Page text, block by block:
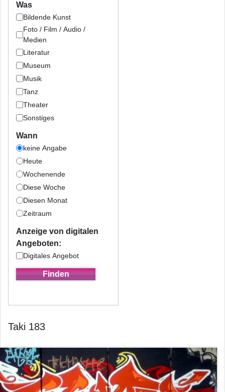
Was
Bildende Kunst
Foto / Film / Audio /
Medien
Literatur
Museum
Musik
Tanz
Theater
Sonstiges
Wann
keine Angabe
Heute
Wochenende
Diese Woche
Diesen Monat
Zeitraum
Anzeige von digitalen
Angeboten:
Digitales Angebot
Taki 183